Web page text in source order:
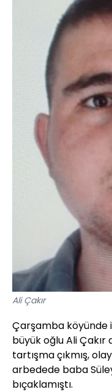
Ali Çakır
Çarşamba köyünde
büyük oğlu Ali Çakır
tartışma çıkmış,
arbedede baba
bıçaklamıştı.